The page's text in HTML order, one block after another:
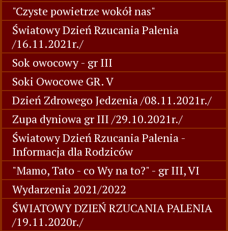
"Czyste powietrze wokół nas"
Światowy Dzień Rzucania Palenia
/16.11.2021r./
Sok owocowy - gr III
Soki Owocowe GR. V
Dzień Zdrowego Jedzenia /08.11.2021r./
Zupa dyniowa gr III /29.10.2021r./
Światowy Dzień Rzucania Palenia -
Informacja dla Rodziców
"Mamo, Tato - co Wy na to?" - gr III, VI
Wydarzenia 2021/2022
ŚWIATOWY DZIEŃ RZUCANIA PALENIA
/19.11.2020r./